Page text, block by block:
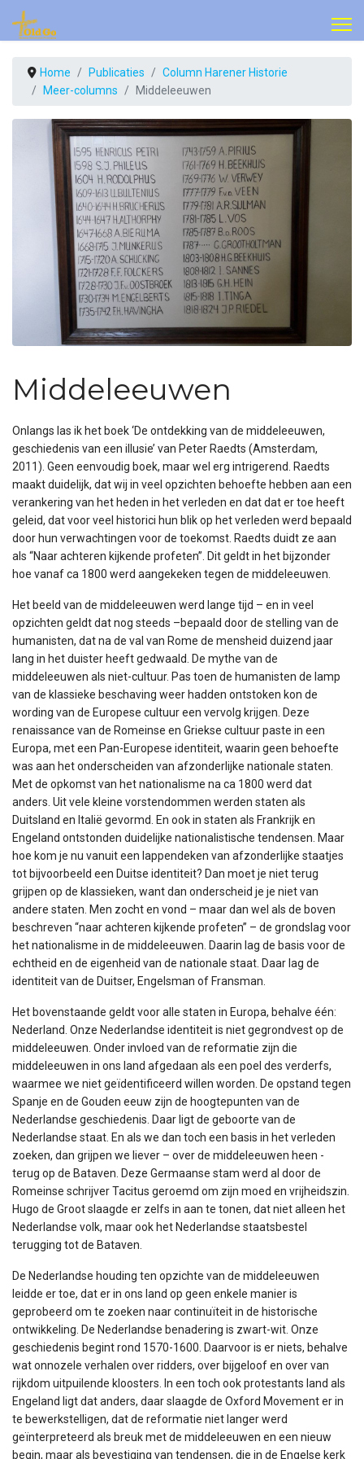
Home Publicaties
Column Harener Historie
Meer-columns
Middeleeuwen
Middeleeuwen
Onlangs las ik het boek ‘De ontdekking van de middeleeuwen,
geschiedenis van een illusie’ van Peter Raedts (Amsterdam,
2011). Geen eenvoudig boek, maar wel erg intrigerend. Raedts
maakt duidelijk, dat wij in veel opzichten behoefte hebben aan een
verankering van het heden in het verleden en dat dat er toe heeft
geleid, dat voor veel historici hun blik op het verleden werd bepaald
door hun verwachtingen voor de toekomst. Raedts duidt ze aan
als “Naar achteren kijkende profeten”. Dit geldt in het bijzonder
hoe vanaf ca 1800 werd aangekeken tegen de middeleeuwen.
Het beeld van de middeleeuwen werd lange tijd – en in veel
opzichten geldt dat nog steeds –bepaald door de stelling van de
humanisten, dat na de val van Rome de mensheid duizend jaar
lang in het duister heeft gedwaald. De mythe van de
middeleeuwen als niet-cultuur. Pas toen de humanisten de lamp
van de klassieke beschaving weer hadden ontstoken kon de
wording van de Europese cultuur een vervolg krijgen. Deze
renaissance van de Romeinse en Griekse cultuur paste in een
Europa, met een Pan-Europese identiteit, waarin geen behoefte
was aan het onderscheiden van afzonderlijke nationale staten.
Met de opkomst van het nationalisme na ca 1800 werd dat
anders. Uit vele kleine vorstendommen werden staten als
Duitsland en Italië gevormd. En ook in staten als Frankrijk en
Engeland ontstonden duidelijke nationalistische tendensen. Maar
hoe kom je nu vanuit een lappendeken van afzonderlijke staatjes
tot bijvoorbeeld een Duitse identiteit? Dan moet je niet terug
grijpen op de klassieken, want dan onderscheid je je niet van
andere staten. Men zocht en vond – maar dan wel als de boven
beschreven “naar achteren kijkende profeten” – de grondslag voor
het nationalisme in de middeleeuwen. Daarin lag de basis voor de
echtheid en de eigenheid van de nationale staat. Daar lag de
identiteit van de Duitser, Engelsman of Fransman.
Het bovenstaande geldt voor alle staten in Europa, behalve één:
Nederland. Onze Nederlandse identiteit is niet gegrondvest op de
middeleeuwen. Onder invloed van de reformatie zijn die
middeleeuwen in ons land afgedaan als een poel des verderfs,
waarmee we niet geïdentificeerd willen worden. De opstand tegen
Spanje en de Gouden eeuw zijn de hoogtepunten van de
Nederlandse geschiedenis. Daar ligt de geboorte van de
Nederlandse staat. En als we dan toch een basis in het verleden
zoeken, dan grijpen we liever – over de middeleeuwen heen -
terug op de Bataven. Deze Germaanse stam werd al door de
Romeinse schrijver Tacitus geroemd om zijn moed en vrijheidszin.
Hugo de Groot slaagde er zelfs in aan te tonen, dat niet alleen het
Nederlandse volk, maar ook het Nederlandse staatsbestel
terugging tot de Bataven.
De Nederlandse houding ten opzichte van de middeleeuwen
leidde er toe, dat er in ons land op geen enkele manier is
geprobeerd om te zoeken naar continuïteit in de historische
ontwikkeling. De Nederlandse benadering is zwart-wit. Onze
geschiedenis begint rond 1570-1600. Daarvoor is er niets, behalve
wat onnozele verhalen over ridders, over bijgeloof en over van
rijkdom uitpuilende kloosters. In een toch ook protestants land als
Engeland ligt dat anders, daar slaagde de Oxford Movement er in
te bewerkstelligen, dat de reformatie niet langer werd
geïnterpreteerd als breuk met de middeleeuwen en een nieuw
begin, maar als bevestiging van tendensen, die in de Engelse kerk